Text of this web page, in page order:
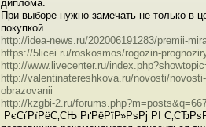
диплома.
При выборе нужно замечать не только в
покупкой.
http://idea-news.ru/202006191283/premii-
https://5licei.ru/roskosmos/rogozin-
http://www.livecenter.ru/
http://valentinatereshkova.ru/novosti/
obrazovanii
http://kzgbi-2.ru/
РєСѓРїРёС‚СЊ РґРёРїР»РѕРј РІ